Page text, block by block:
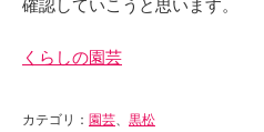
確認していこうと思います。
くらしの園芸
カテゴリ： 園芸、 黒松